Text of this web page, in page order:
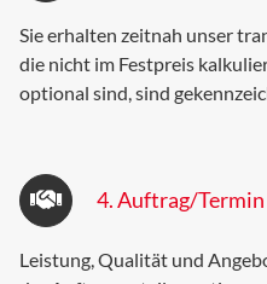
Sie erhalten zeitnah unser
die nicht im Festpreis
optional sind, sind
4. Auftrag/Termin
Leistung, Qualität und